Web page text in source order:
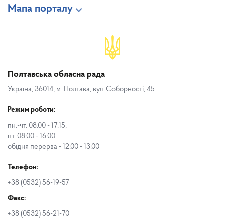
Мапа порталу
Полтавська обласна рада
Україна, 36014, м. Полтава, вул. Соборності, 45
Режим роботи:
пн.-чт. 08.00 - 17.15,
пт. 08.00 - 16.00
обідня перерва - 12.00 - 13.00
Телефон:
+38 (0532) 56-19-57
Факс:
+38 (0532) 56-21-70